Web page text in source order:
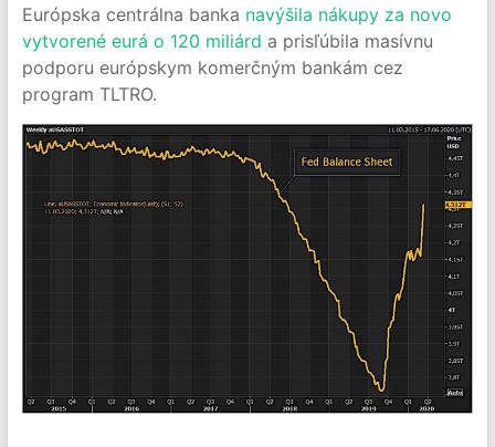
Európska centrálna banka navýšila nákupy za novo
vytvorené eurá o 120 miliárd a prisľúbila masívnu
podporu európskym komerčným bankám cez
program TLTRO.